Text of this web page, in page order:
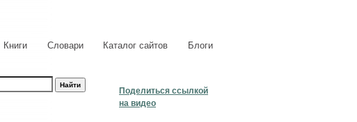
Книги Словари Каталог сайтов Блоги
Поделиться ссылкой
на видео